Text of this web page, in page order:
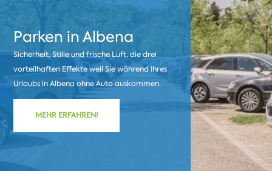
Parken in Albena
Sicherheit, Stille und frische Luft, die drei
vorteilhaften Effekte weil Sie während Ihres
Urlaubs in Albena ohne Auto auskommen.
MEHR ERFAHREN!